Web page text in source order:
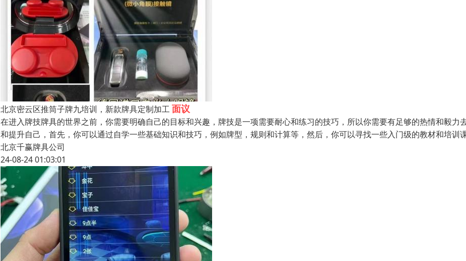
北京密云区推筒子牌九培训，新款牌具定制加工面议
在进入牌技牌具的世界之前，你需要明确自己的目标和兴趣，牌技是一项需要耐心和练习的技巧，所以你需要有足够的热情和毅力
和提升自己，首先，你可以通过自学一些基础知识和技巧，例如牌型，规则和计算等，然后，你可以寻找一些入门级的教材和培训
北京千赢牌具公司
24-08-24 01:03:01